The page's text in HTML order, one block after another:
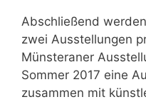
Abschließend
zwei Ausstellungen
Münsteraner
Sommer 2017 eine
zusammen mit